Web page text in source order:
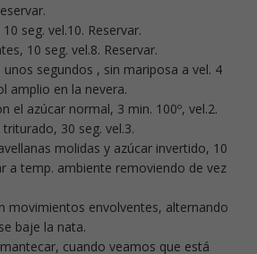
seg. vel.10. Reservar.
10 seg. vel.8. Reservar.
segundos , sin mariposa a vel. 4
amplio en la nevera.
el azúcar normal, 3 min. 100º, vel.2.
30 seg. vel.3.
molidas y azúcar invertido, 10
a temp. ambiente removiendo de vez
movimientos envolventes, alternando
baje la nata.
cuando veamos que está